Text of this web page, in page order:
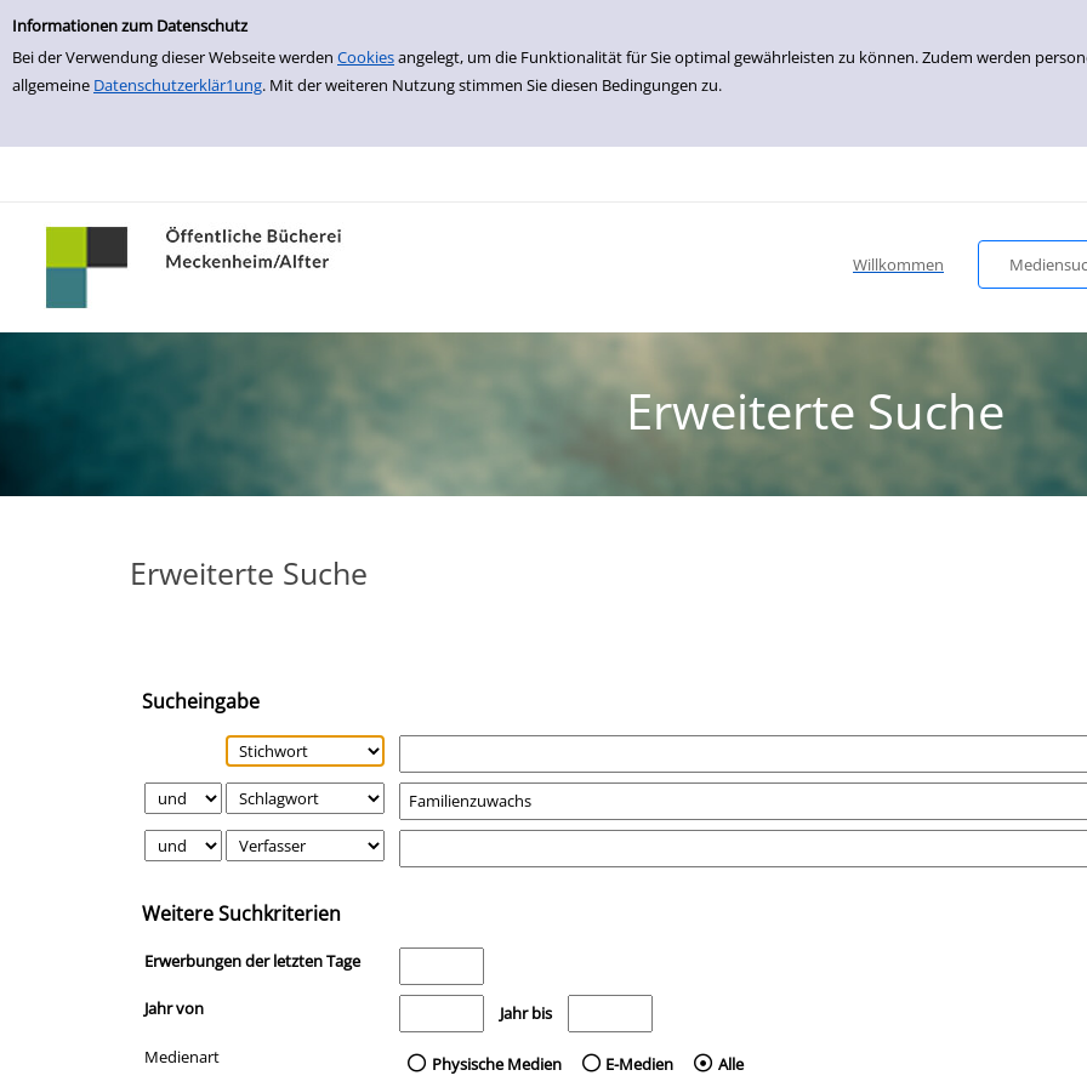
Erweiterte Suche
Informationen zum Datenschutz
Bei der Verwendung dieser Webseite werden Cookiesangelegt, um die Funktionalität für Sie optimal gewährleisten zu können. Zudem werden
allgemeine Datenschutzerklär1ung. Mit der weiteren Nutzung stimmen Sie diesen Bedingungen zu.
zur Navigation springen
zum Inhalt springen
Zur erweiterten Suche springen
Willkommen
Erweiterte Suche
Erweiterte Suche
Sucheingabe
Weitere Suchkriterien
Erwerbungen der letzten Tage
Jahr von Medien anzeigen, die nach dem Jahr veröffentlicht wurden
Jahr bis
Medienart Physische Medien E-Medien Alle